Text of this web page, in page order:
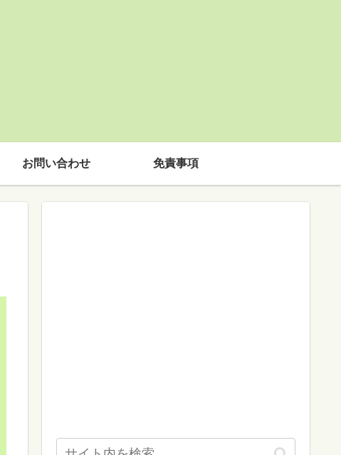
お問い合わせ 免責事項